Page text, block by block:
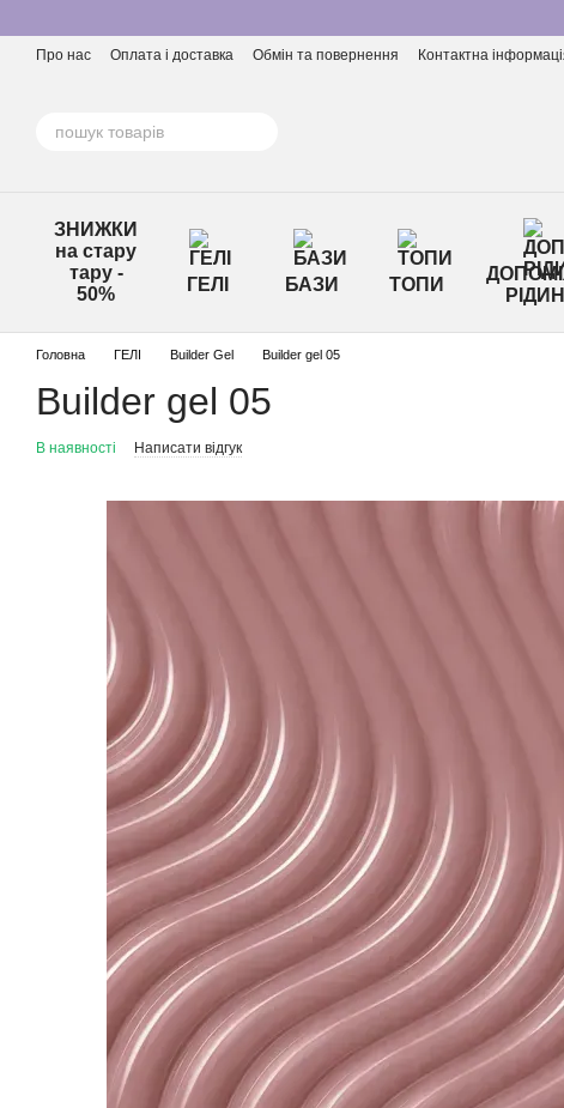
Про нас Оплата і доставка Обмін та повернення Контактна
ЗНИЖКИ
на стару
тару -
50%
ГЕЛІ БАЗИ ТОПИ
Головна ГЕЛІ Builder Gel Builder gel 05
Builder gel 05
В наявності Написати відгук